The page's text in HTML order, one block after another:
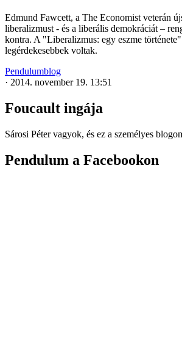
Edmund Fawcett, a The Economist veterán
liberalizmust - és a liberális demokráciát –
kontra. A "Liberalizmus: egy eszme
legérdekesebbek voltak.
Pendulumblog
· 2014. november 19. 13:51
Foucault ingája
Sárosi Péter vagyok, és ez a személyes
Pendulum a Facebookon